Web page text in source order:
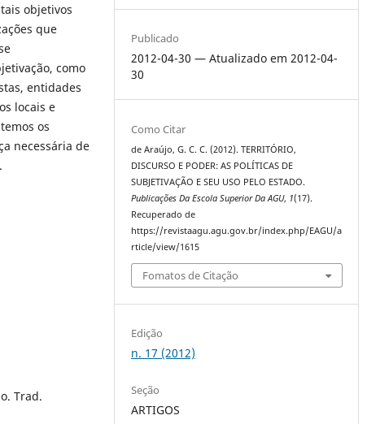
objetivos
que
como
entidades
locais e
os
necessária de
Trad.
Publicado
2012-04-30 — Atualizado em 2012-04-
30
Como Citar
de Araújo, G. C. C. (2012). TERRITÓRIO,
DISCURSO E PODER: AS POLÍTICAS DE
SUBJETIVAÇÃO E SEU USO PELO ESTADO.
Publicações Da Escola Superior Da AGU, 1(17).
Recuperado de
https://revistaagu.agu.gov.br/index.php/EAGU/a
rticle/view/1615
Fomatos de Citação
Edição
n. 17 (2012)
Seção
ARTIGOS